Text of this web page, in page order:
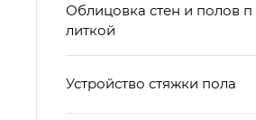
Облицовка стен и полов п
литкой
Устройство стяжки пола